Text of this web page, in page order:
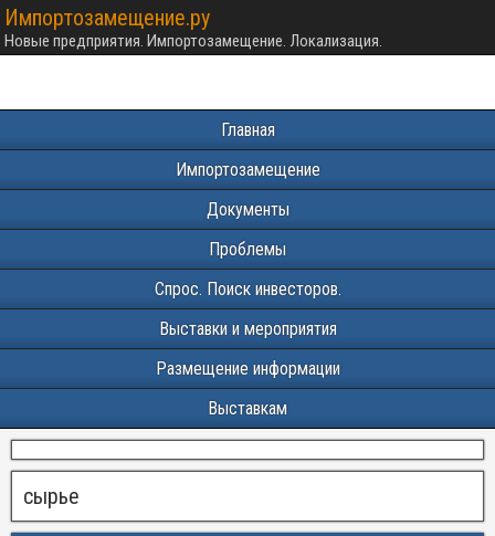
Импортозамещение.ру
Новые предприятия. Импортозамещение. Локализация.
Главная
Импортозамещение
Документы
Проблемы
Спрос. Поиск инвесторов.
Выставки и мероприятия
Размещение информации
Выставкам
сырье